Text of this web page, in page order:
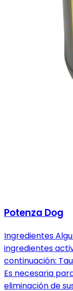
Potenza Dog
Ingredientes
ingredientes
continuación:
Es necesaria
eliminación de